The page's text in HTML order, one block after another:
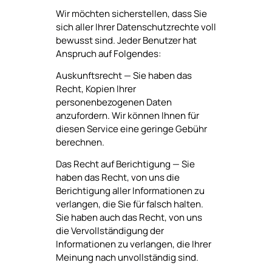
Wir möchten sicherstellen, dass Sie
sich aller Ihrer Datenschutzrechte voll
bewusst sind. Jeder Benutzer hat
Anspruch auf Folgendes:
Auskunftsrecht — Sie haben das
Recht, Kopien Ihrer
personenbezogenen Daten
anzufordern. Wir können Ihnen für
diesen Service eine geringe Gebühr
berechnen.
Das Recht auf Berichtigung — Sie
haben das Recht, von uns die
Berichtigung aller Informationen zu
verlangen, die Sie für falsch halten.
Sie haben auch das Recht, von uns
die Vervollständigung der
Informationen zu verlangen, die Ihrer
Meinung nach unvollständig sind.